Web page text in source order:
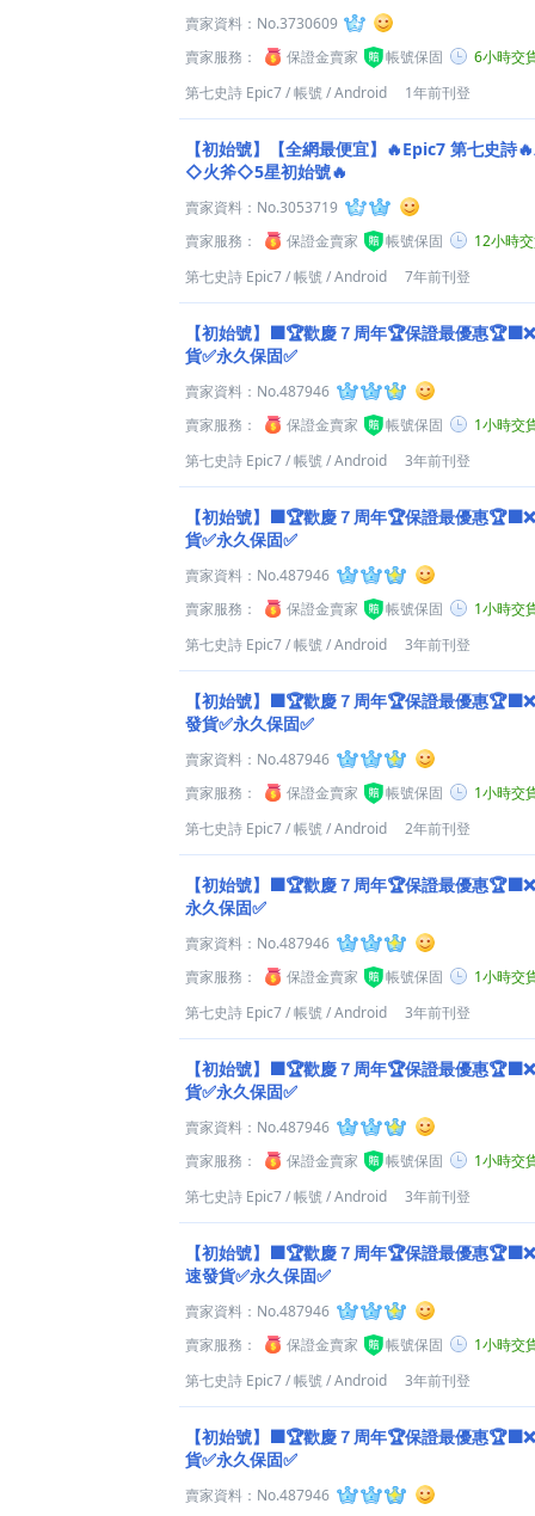
賣家資料： No.3730609
賣家服務：
保證金賣家 帳號保固
6小時交
第七史詩 Epic7/帳號/Android 1年前刊登
【初始號】【全網最便宜】🔥Epic7 第七史
◇火斧◇5星初始號🔥
賣家資料： No.3053719
賣家服務：
保證金賣家 帳號保固
12小時
第七史詩 Epic7/帳號/Android 7年前刊登
【初始號】⬛️🏆歡慶７周年🏆保證最優惠
貨✅永久保固✅
賣家資料： No.487946
賣家服務：
保證金賣家 帳號保固
1小時交
第七史詩 Epic7/帳號/Android 3年前刊登
【初始號】⬛️🏆歡慶７周年🏆保證最優惠
貨✅永久保固✅
賣家資料： No.487946
賣家服務：
保證金賣家 帳號保固
1小時交
第七史詩 Epic7/帳號/Android 3年前刊登
【初始號】⬛️🏆歡慶７周年🏆保證最優惠
發貨✅永久保固✅
賣家資料： No.487946
賣家服務：
保證金賣家 帳號保固
1小時交
第七史詩 Epic7/帳號/Android 2年前刊登
【初始號】⬛️🏆歡慶７周年🏆保證最優惠
永久保固✅
賣家資料： No.487946
賣家服務：
保證金賣家 帳號保固
1小時交
第七史詩 Epic7/帳號/Android 3年前刊登
【初始號】⬛️🏆歡慶７周年🏆保證最優惠
貨✅永久保固✅
賣家資料： No.487946
賣家服務：
保證金賣家 帳號保固
1小時交
第七史詩 Epic7/帳號/Android 3年前刊登
【初始號】⬛️🏆歡慶７周年🏆保證最優惠
速發貨✅永久保固✅
賣家資料： No.487946
賣家服務：
保證金賣家 帳號保固
1小時交
第七史詩 Epic7/帳號/Android 3年前刊登
【初始號】⬛️🏆歡慶７周年🏆保證最優惠
貨✅永久保固✅
賣家資料： No.487946